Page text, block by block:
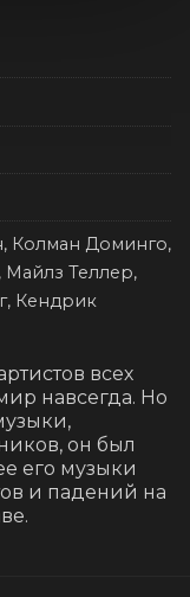
Колман Доминго,
Теллер,
Кендрик
всех
навсегда. Но
он был
его музыки
и падений на